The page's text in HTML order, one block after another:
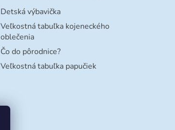
Detská výbavička
Veľkostná tabuľka kojeneckého
oblečenia
Čo do pôrodnice?
Veľkostná tabuľka papučiek